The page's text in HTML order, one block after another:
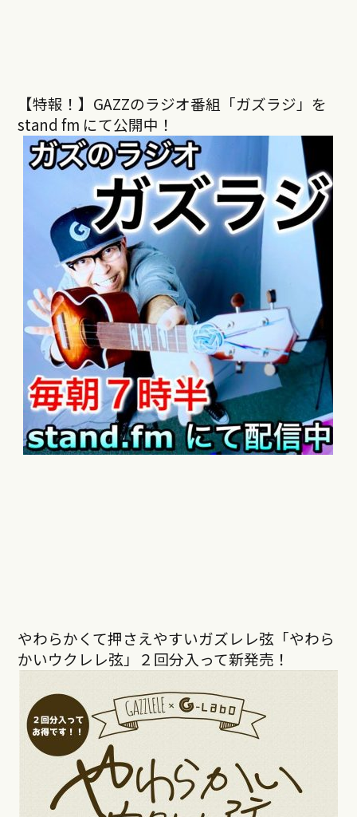
【特報！】GAZZのラジオ番組「ガズラジ」を
stand fm にて公開中！
やわらかくて押さえやすいガズレレ弦「やわら
かいウクレレ弦」２回分入って新発売！